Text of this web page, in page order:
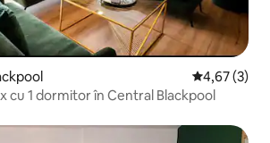
Scor mediu
4,67 (3)
cu 1 dormitor în Central Blackpool